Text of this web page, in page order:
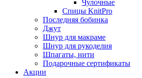
Чулочные
Спицы KnitPro
Последняя бобинка
Джут
Шнур для макраме
Шнур для рукоделия
Шпагаты, нити
Подарочные сертификаты
Акции